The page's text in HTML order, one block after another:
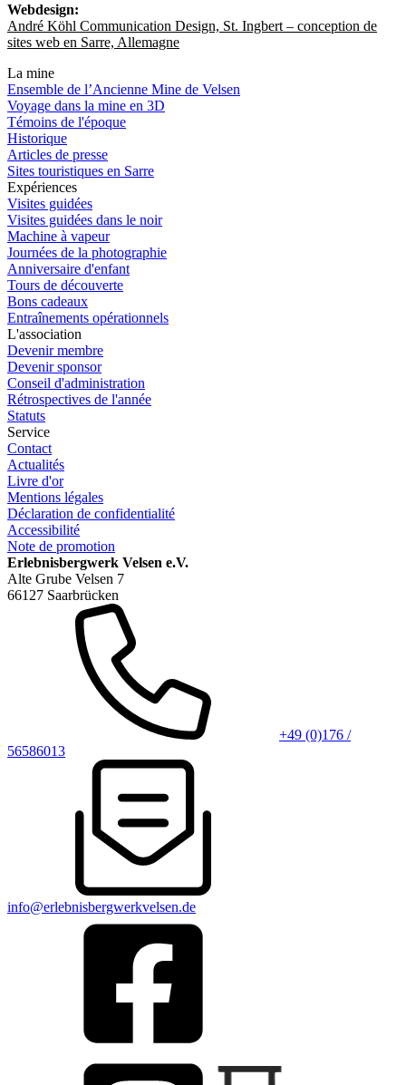
Webdesign:
André Köhl Communication Design, St. Ingbert – conception de
sites web en Sarre, Allemagne
La mine
Ensemble de l’Ancienne Mine de Velsen
Voyage dans la mine en 3D
Témoins de l'époque
Historique
Articles de presse
Sites touristiques en Sarre
Expériences
Visites guidées
Visites guidées dans le noir
Machine à vapeur
Journées de la photographie
Anniversaire d'enfant
Tours de découverte
Bons cadeaux
Entraînements opérationnels
L'association
Devenir membre
Devenir sponsor
Conseil d'administration
Rétrospectives de l'année
Statuts
Service
Contact
Actualités
Livre d'or
Mentions légales
Déclaration de confidentialité
Accessibilité
Note de promotion
Erlebnisbergwerk Velsen e.V.
Alte Grube Velsen 7
66127 Saarbrücken
+49 (0)176 /
56586013
info@erlebnisbergwerkvelsen.de